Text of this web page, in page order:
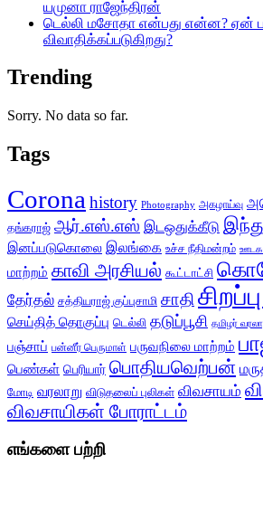
யமுனா ராஜேந்திரன்
டெல்லி மசோதா என்பது என்ன? ஏன்
விவாதிக்கப்படுகிறது?
Trending
Sorry. No data so far.
Tags
Corona history Photography அகழாய்வு
தங்கராஜ் ஆர்.எஸ்.எஸ் இடஒதுக்கீடு
இனப்படுகொலை இலங்கை உச்ச நீதிமன்றம்
மாற்றம் காவி அரசியல் கூட்டாட்சி
தேர்தல் சத்தியராஜ் குப்புசாமி சாதி
செய்தித் தொகுப்பு டெல்லி தடுப்பூசி தமிழர்
பஞ்சாப் பன்னீர் பெருமாள் பருவநிலை மாற்றம்
பெண்கள் பெரியார் பொதியவெற்பன்
மோடி வரலாறு விடுதலைப் புலிகள் விவசாயம்
விவசாயிகள் போராட்டம்
எங்களை பற்றி